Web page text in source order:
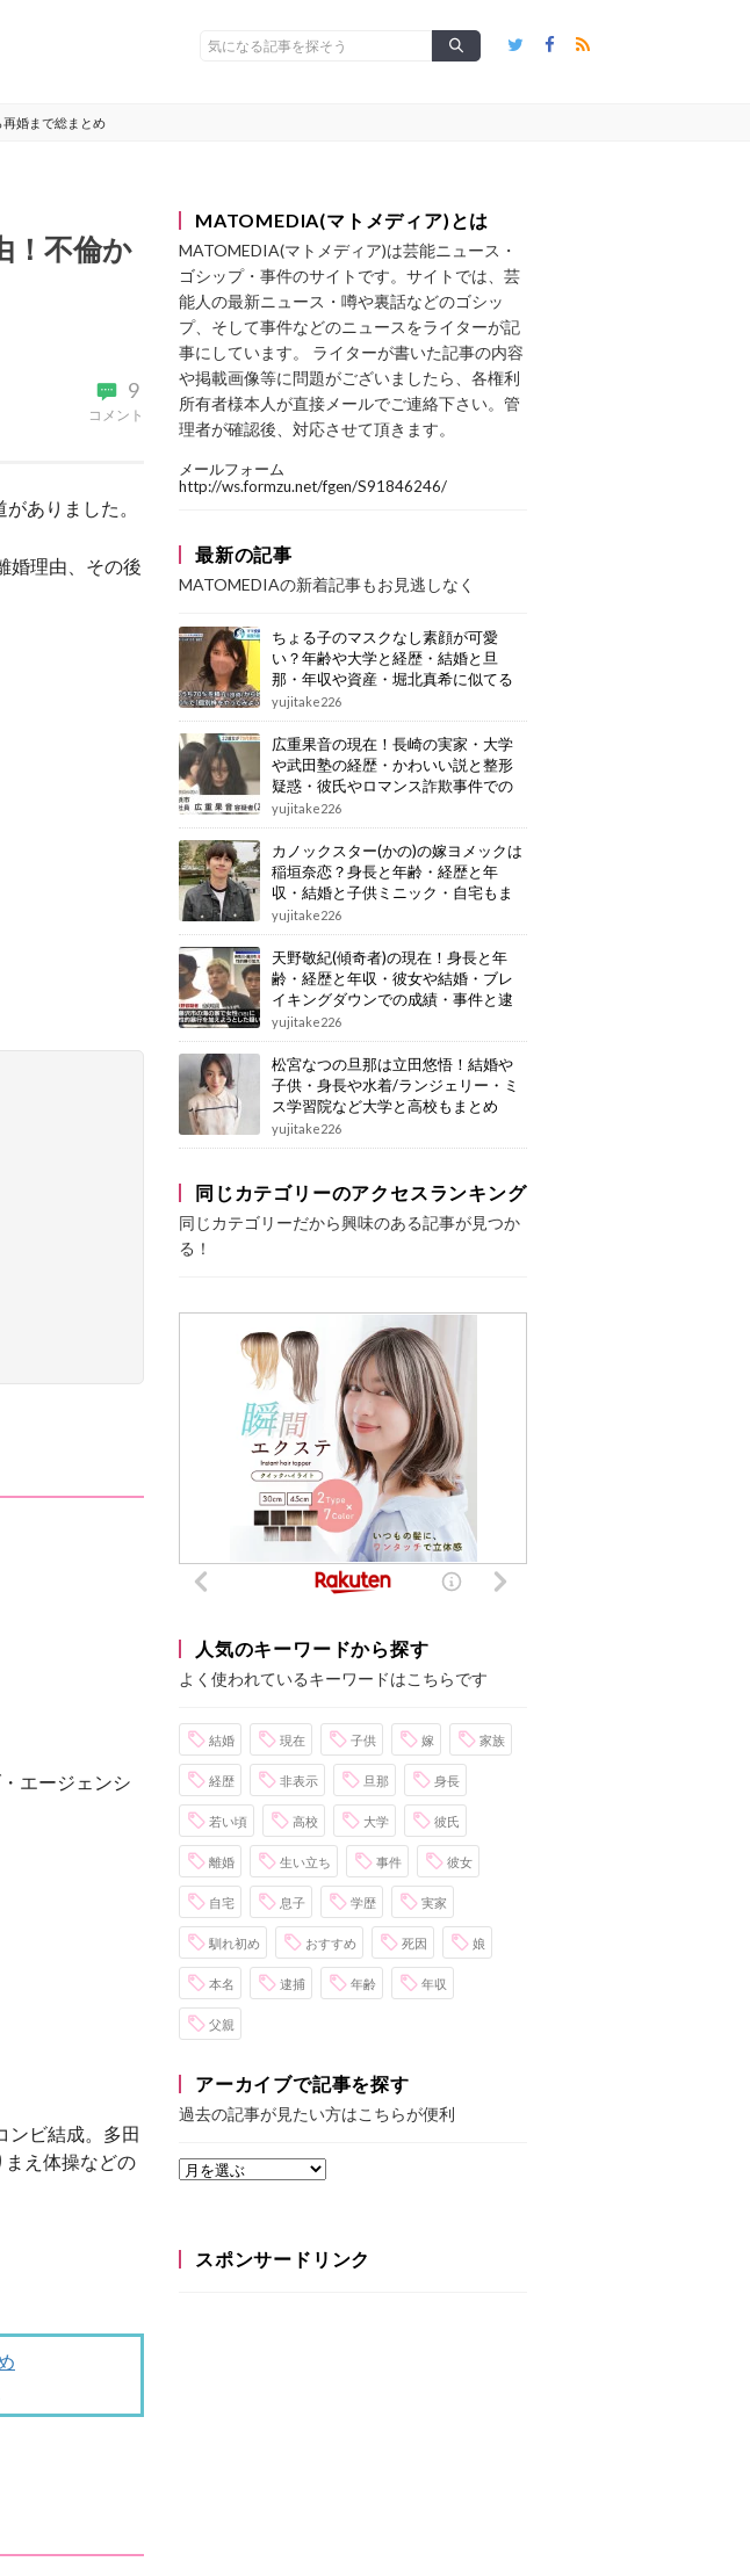
婚まで総まとめ
！不倫か
9
コメント
ありました。
婚理由、その後
エージェンシ
ンビ結成。多田
まえ体操などの
MATOMEDIA(マトメディア)とは
MATOMEDIA(マトメディア)は芸能ニュース・
ゴシップ・事件のサイトです。サイトでは、芸
能人の最新ニュース・噂や裏話などのゴシッ
プ、そして事件などのニュースをライターが記
事にしています。 ライターが書いた記事の内容
や掲載画像等に問題がございましたら、各権利
所有者様本人が直接メールでご連絡下さい。管
理者が確認後、対応させて頂きます。
メールフォーム
http://ws.formzu.net/fgen/S91846246/
最新の記事
MATOMEDIAの新着記事もお見逃しなく
ちょる子のマスクなし素顔が可愛
い？年齢や大学と経歴・結婚と旦
那・年収や資産・堀北真希に似てる
画像もまとめ
yujitake226
広重果音の現在！長崎の実家・大学
や武田塾の経歴・かわいい説と整形
疑惑・彼氏やロマンス詐欺事件での
逮捕もまとめ
yujitake226
カノックスター(かの)の嫁ヨメックは
稲垣奈恋？身長と年齢・経歴と年
収・結婚と子供ミニック・自宅もま
とめ
yujitake226
天野敬紀(傾奇者)の現在！身長と年
齢・経歴と年収・彼女や結婚・ブレ
イキングダウンでの成績・事件と逮
捕もまとめ
yujitake226
松宮なつの旦那は立田悠悟！結婚や
子供・身長や水着/ランジェリー・ミ
ス学習院など大学と高校もまとめ
yujitake226
同じカテゴリーのアクセスランキング
同じカテゴリーだから興味のある記事が見つか
る！
人気のキーワードから探す
よく使われているキーワードはこちらです
結婚 現在 子供 嫁 家族
経歴 非表示 旦那 身長
若い頃 高校 大学 彼氏
離婚 生い立ち 事件 彼女
自宅 息子 学歴 実家
馴れ初め おすすめ 死因 娘
本名 逮捕 年齢 年収
父親
アーカイブで記事を探す
過去の記事が見たい方はこちらが便利
スポンサードリンク